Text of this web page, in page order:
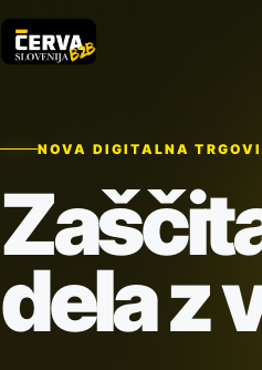
NOVA DIGITALNA
dela z